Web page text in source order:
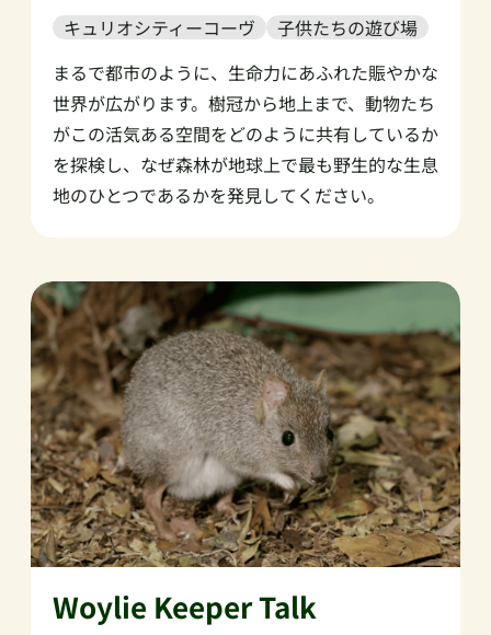
キュリオシティーコーヴ
子供たちの遊び場
まるで都市のように、生命力にあふれた賑やかな
世界が広がります。樹冠から地上まで、動物たち
がこの活気ある空間をどのように共有しているか
を探検し、なぜ森林が地球上で最も野生的な生息
地のひとつであるかを発見してください。
Woylie Keeper Talk